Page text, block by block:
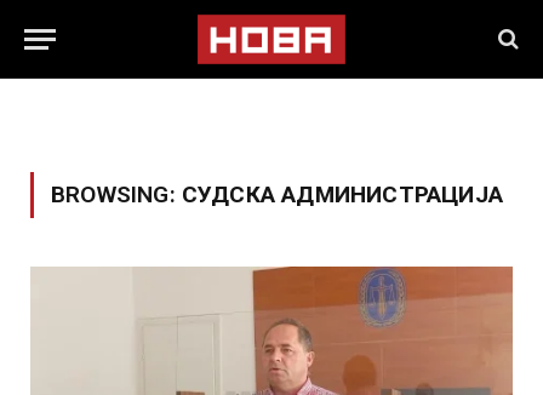
BROWSING: СУДСКА АДМИНИСТРАЦИЈА